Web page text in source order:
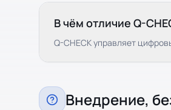
В чём отличие Q-
Q-CHECK управляет
Внедрение,